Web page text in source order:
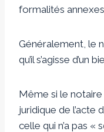
formalités
Généralement, le
qu’il s’agisse d’un
Même si le
juridique de l’acte
celle qui n’a pas «